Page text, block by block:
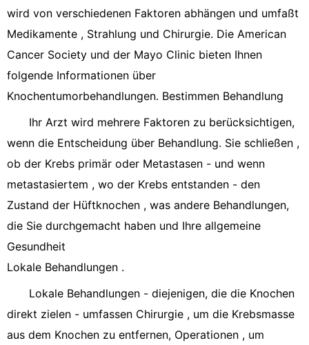
wird von verschiedenen Faktoren abhängen und umfaßt
Medikamente , Strahlung und Chirurgie. Die American
Cancer Society und der Mayo Clinic bieten Ihnen
folgende Informationen über
Knochentumorbehandlungen. Bestimmen Behandlung
Ihr Arzt wird mehrere Faktoren zu berücksichtigen,
wenn die Entscheidung über Behandlung. Sie schließen ,
ob der Krebs primär oder Metastasen - und wenn
metastasiertem , wo der Krebs entstanden - den
Zustand der Hüftknochen , was andere Behandlungen,
die Sie durchgemacht haben und Ihre allgemeine
Gesundheit
Lokale Behandlungen .
Lokale Behandlungen - diejenigen, die die Knochen
direkt zielen - umfassen Chirurgie , um die Krebsmasse
aus dem Knochen zu entfernen, Operationen , um